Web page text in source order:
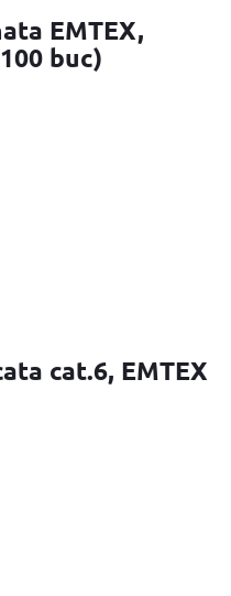
EMTEX,
buc)
cat.6, EMTEX